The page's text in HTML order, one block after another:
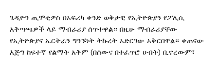
ጌዲዮን ጢሞቲዎስ በአፍሪካ ቀንድ ወቅታዊ የኢትዮጵያን የፖሊሲ
አቅጣጫዎች ላይ ማብራሪያ ሰጥተዋል። በዚሁ ማብራሪያቸው
የኢትዮጵያና ኤርትራን ግንኙነት ትኩረት አድርገው አቅርበዋል። ቀጠናው
እጅግ ከፍተኛ የልማት አቅም (በሰውና በተፈጥሮ ሀብት) ቢኖረውም፣